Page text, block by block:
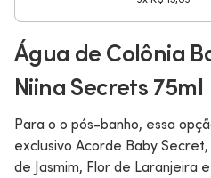
Água de Colônia
Niina Secrets 75ml
Para o o pós-banho, essa
exclusivo Acorde Baby
de Jasmim, Flor de Laranjeira